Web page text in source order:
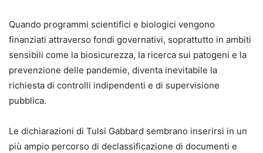
Quando programmi scientifici e biologici vengono
finanziati attraverso fondi governativi, soprattutto in ambiti
sensibili come la biosicurezza, la ricerca sui patogeni e la
prevenzione delle pandemie, diventa inevitabile la
richiesta di controlli indipendenti e di supervisione
pubblica.
Le dichiarazioni di Tulsi Gabbard sembrano inserirsi in un
più ampio percorso di declassificazione di documenti e